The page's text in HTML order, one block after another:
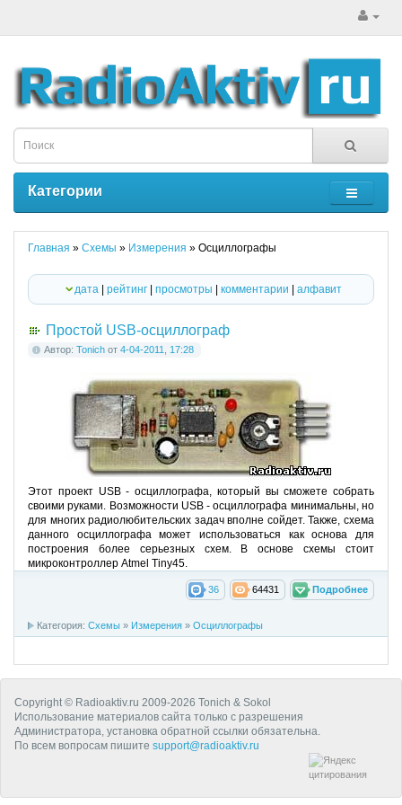
Категории
Главная » Схемы » Измерения » Осциллографы
дата | рейтинг| просмотры | комментарии | алфавит
Простой USB-осциллограф
Автор: Tonich от 4-04-2011, 17:28
Этот проект USB - осциллографа, который вы сможете собрать
своими руками. Возможности USB - осциллографа минимальны, но
для многих радиолюбительских задач вполне сойдет. Также, схема
данного осциллографа может использоваться как основа для
построения более серьезных схем. В основе схемы стоит
микроконтроллер Atmel Tiny45.
Подробнее
64431
36
Категория: Схемы » Измерения » Осциллографы
Copyright © Radioaktiv.ru 2009-2026 Tonich & Sokol
Использование материалов сайта только с разрешения
Администратора, установка обратной ссылки обязательна.
По всем вопросам пишите support@radioaktiv.ru